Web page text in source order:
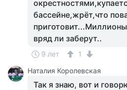
бассейне,жрёт,что
вряд ли заберут..
9 лет
1
Наталия Королевская
Так я знаю, вот и